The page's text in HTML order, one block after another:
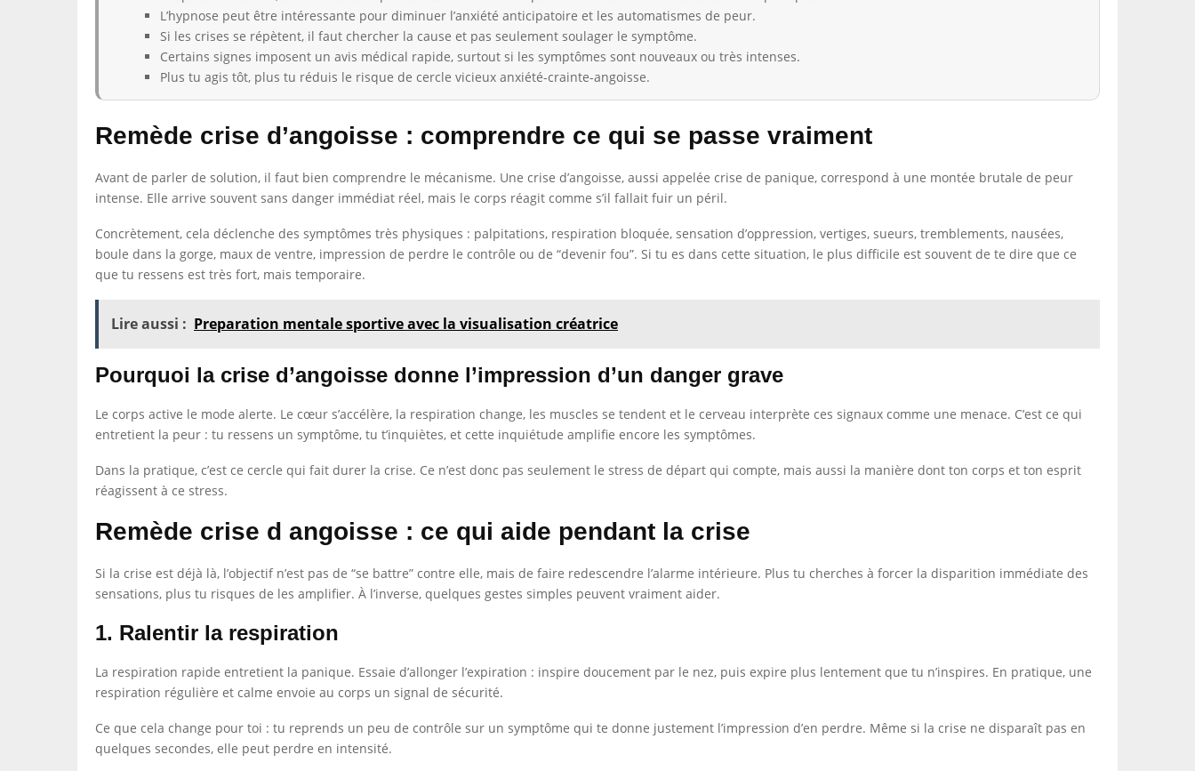
L’hypnose peut être intéressante pour diminuer l’anxiété anticipatoire et les automatismes de peur.
Si les crises se répètent, il faut chercher la cause et pas seulement soulager le symptôme.
Certains signes imposent un avis médical rapide, surtout si les symptômes sont nouveaux ou très intenses.
Plus tu agis tôt, plus tu réduis le risque de cercle vicieux anxiété-crainte-angoisse.
Remède crise d’angoisse : comprendre ce qui se passe vraiment
Avant de parler de solution, il faut bien comprendre le mécanisme. Une crise d’angoisse, aussi appelée crise de panique, correspond à une montée brutale de peur
intense. Elle arrive souvent sans danger immédiat réel, mais le corps réagit comme s’il fallait fuir un péril.
Concrètement, cela déclenche des symptômes très physiques : palpitations, respiration bloquée, sensation d’oppression, vertiges, sueurs, tremblements, nausées,
boule dans la gorge, maux de ventre, impression de perdre le contrôle ou de “devenir fou”. Si tu es dans cette situation, le plus difficile est souvent de te dire que ce
que tu ressens est très fort, mais temporaire.
Lire aussi : Preparation mentale sportive avec la visualisation créatrice
Pourquoi la crise d’angoisse donne l’impression d’un danger grave
Le corps active le mode alerte. Le cœur s’accélère, la respiration change, les muscles se tendent et le cerveau interprète ces signaux comme une menace. C’est ce qui
entretient la peur : tu ressens un symptôme, tu t’inquiètes, et cette inquiétude amplifie encore les symptômes.
Dans la pratique, c’est ce cercle qui fait durer la crise. Ce n’est donc pas seulement le stress de départ qui compte, mais aussi la manière dont ton corps et ton esprit
réagissent à ce stress.
Remède crise d angoisse : ce qui aide pendant la crise
Si la crise est déjà là, l’objectif n’est pas de “se battre” contre elle, mais de faire redescendre l’alarme intérieure. Plus tu cherches à forcer la disparition immédiate des
sensations, plus tu risques de les amplifier. À l’inverse, quelques gestes simples peuvent vraiment aider.
1. Ralentir la respiration
La respiration rapide entretient la panique. Essaie d’allonger l’expiration : inspire doucement par le nez, puis expire plus lentement que tu n’inspires. En pratique, une
respiration régulière et calme envoie au corps un signal de sécurité.
Ce que cela change pour toi : tu reprends un peu de contrôle sur un symptôme qui te donne justement l’impression d’en perdre. Même si la crise ne disparaît pas en
quelques secondes, elle peut perdre en intensité.